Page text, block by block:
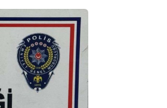
Semih ÇOLAK
SEÇMEN NE DEDİ?
Op. Dr. Erol GÜNEN
Kemiklerinizi Sessizce Çürüten 6
Alışkanlık
Şenol AZMAN